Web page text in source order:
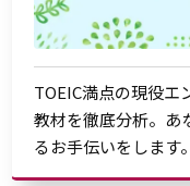
TOEIC満点の現役エ
教材を徹底分析。あ
るお手伝いをします。